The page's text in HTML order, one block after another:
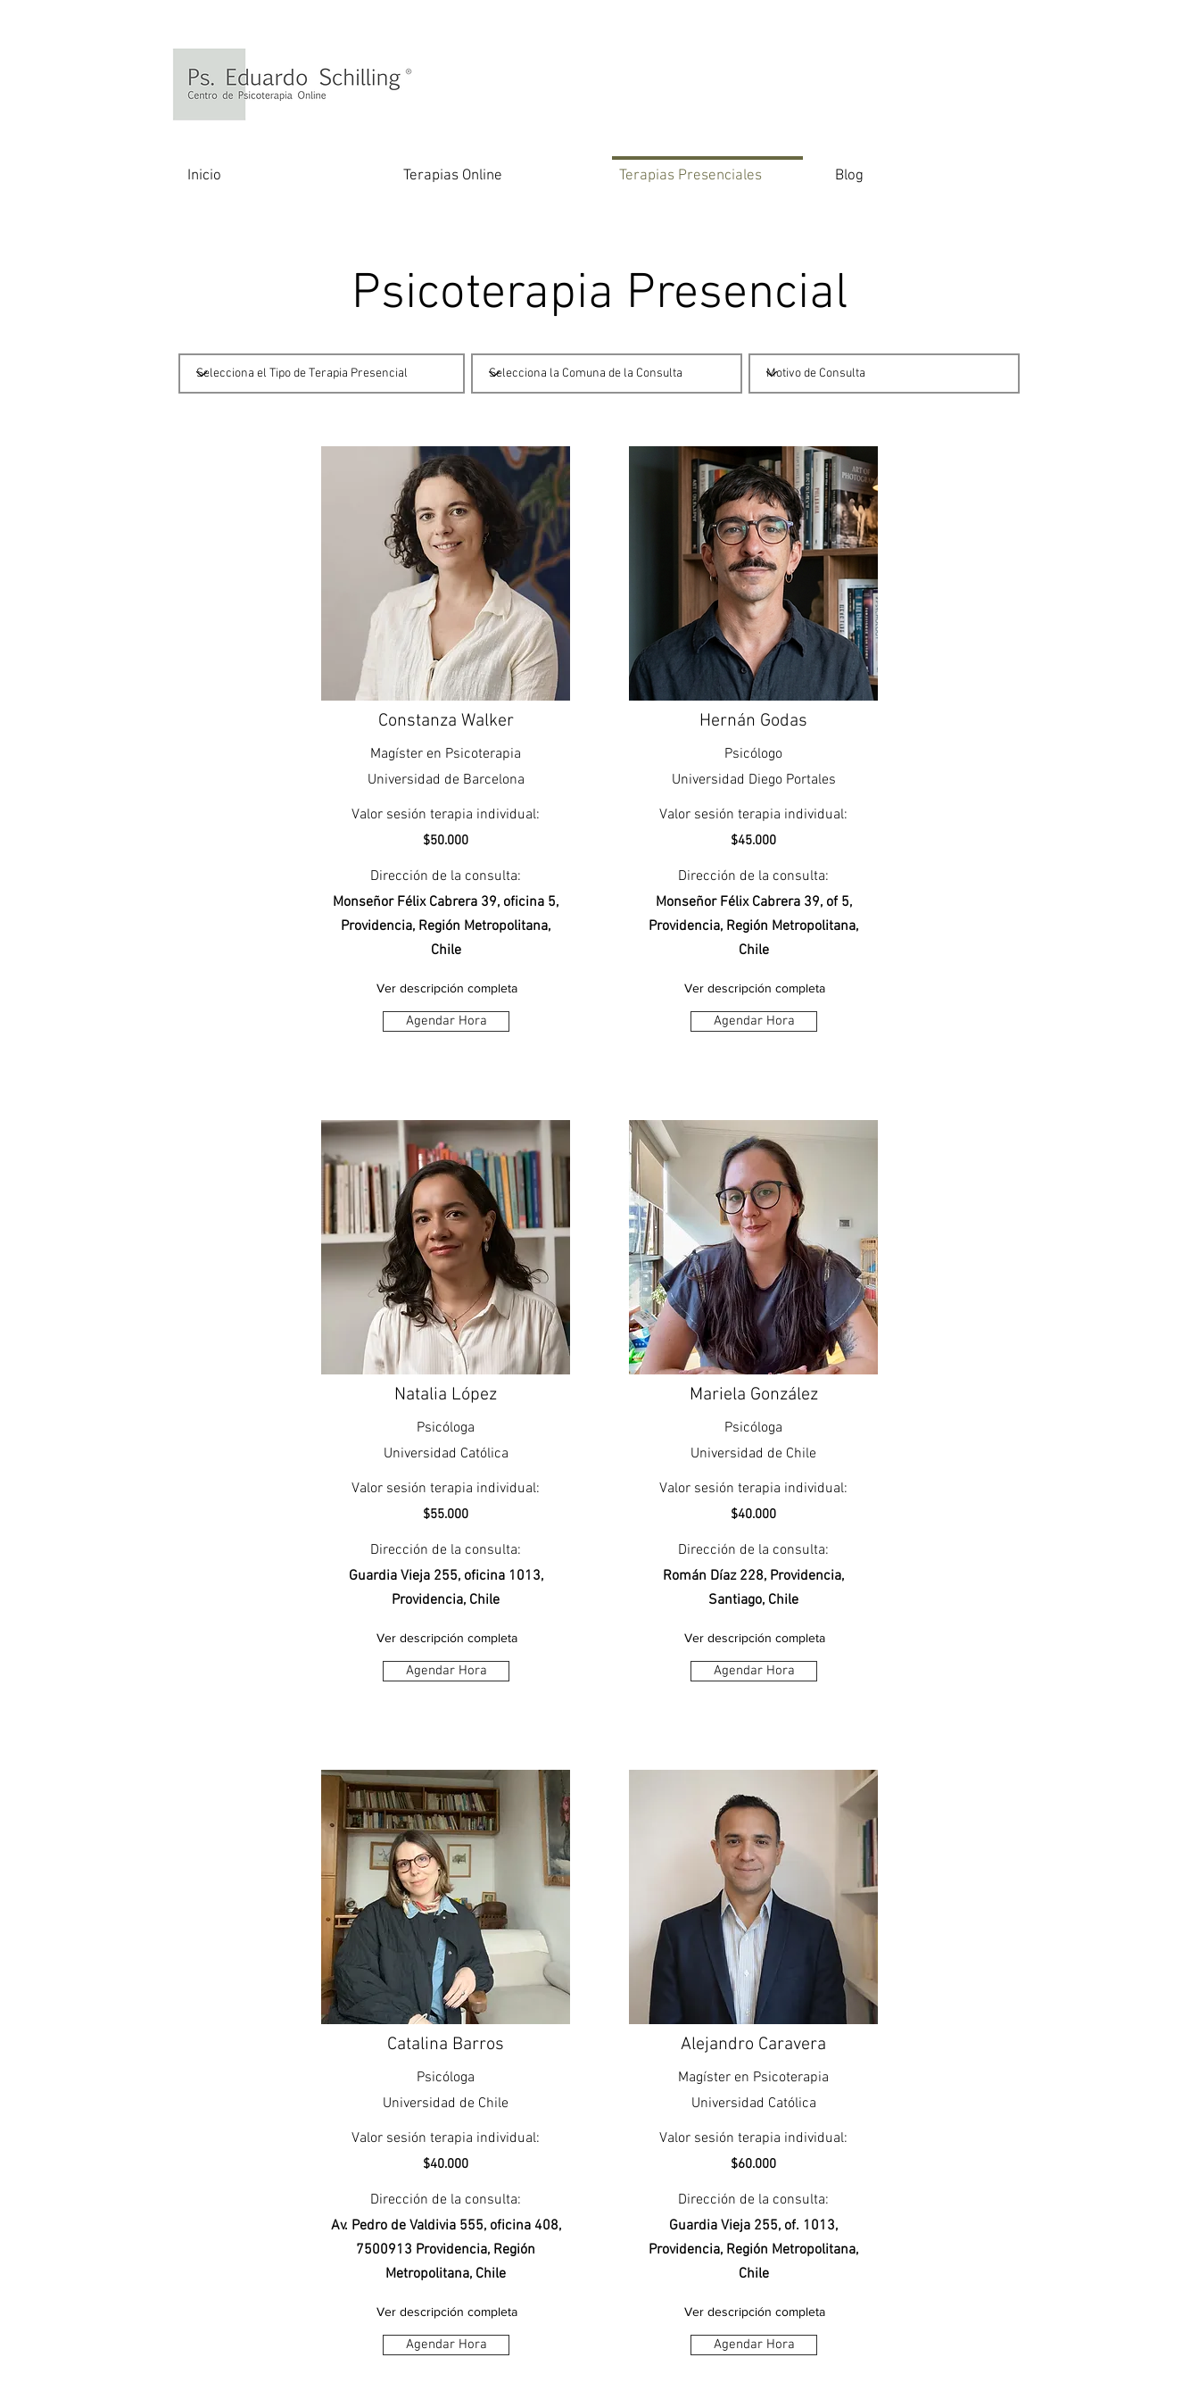
Inicio Terapias Online Terapias Presenciales Blog
Psicoterapia Presencial
Constanza Walker
Magíster en Psicoterapia
Universidad de Barcelona
Valor sesión terapia individual:
$50.000
Dirección de la consulta:
Monseñor Félix Cabrera 39, oficina 5,
Providencia, Región Metropolitana,
Chile
Ver descripción completa
Agendar Hora
Natalia López
Psicóloga
Universidad Católica
Valor sesión terapia individual:
$55.000
Dirección de la consulta:
Guardia Vieja 255, oficina 1013,
Providencia, Chile
Ver descripción completa
Agendar Hora
Catalina Barros
Psicóloga
Universidad de Chile
Valor sesión terapia individual:
$40.000
Dirección de la consulta:
Av. Pedro de Valdivia 555, oficina 408,
7500913 Providencia, Región
Metropolitana, Chile
Ver descripción completa
Agendar Hora
Hernán Godas
Psicólogo
Universidad Diego Portales
Valor sesión terapia individual:
$45.000
Dirección de la consulta:
Monseñor Félix Cabrera 39, of 5,
Providencia, Región Metropolitana,
Chile
Ver descripción completa
Agendar Hora
Mariela González
Psicóloga
Universidad de Chile
Valor sesión terapia individual:
$40.000
Dirección de la consulta:
Román Díaz 228, Providencia,
Santiago, Chile
Ver descripción completa
Agendar Hora
Alejandro Caravera
Magíster en Psicoterapia
Universidad Católica
Valor sesión terapia individual:
$60.000
Dirección de la consulta:
Guardia Vieja 255, of. 1013,
Providencia, Región Metropolitana,
Chile
Ver descripción completa
Agendar Hora